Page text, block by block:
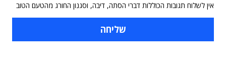
אין לשלוח תגובות הכוללות דברי הסתה, דיבה, וסגנון החורג מהטעם הטוב